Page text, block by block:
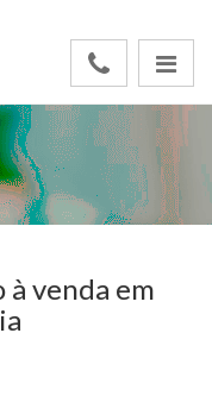
à venda em